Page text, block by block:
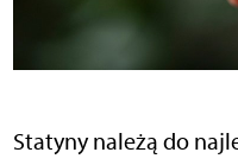
Statyny należą do